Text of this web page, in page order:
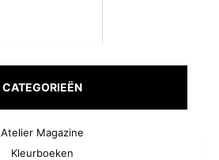
CATEGORIEËN
Atelier Magazine
Kleurboeken